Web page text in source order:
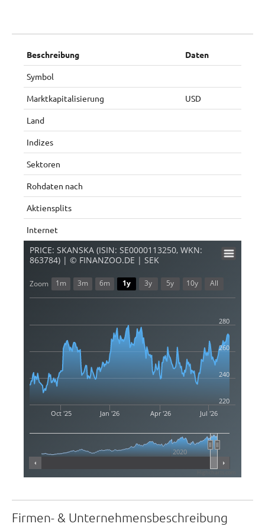
Beschreibung Daten
Symbol
Marktkapitalisierung USD
Land
Indizes
Sektoren
Rohdaten nach
Aktiensplits
Internet
PRICE: SKANSKA (ISIN: SE0000113250, WKN:
863784) | © FINANZOO.DE | SEK
Oct '25 Jan '26 Apr '26 Jul '26
2020
220
240
260
280
Zoom 1m 3m 6m 1y 3y 5y 10y All
Firmen- & Unternehmensbeschreibung